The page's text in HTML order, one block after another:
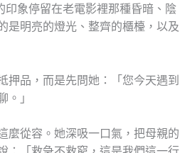
象停留在老電影裡那種昏暗、陰
是明亮的燈光、整齊的櫃檯，以及
押品，而是先問她：「您今天遇到
」
麼從容。她深吸一口氣，把母親的